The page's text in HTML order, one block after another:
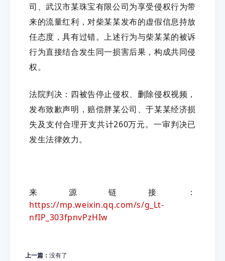
司、武汉市某珠宝有限公司为享受侵权行为带
来的流量红利，对柴某某发布的虚假信息持放
任态度，具有过错。上述行为与柴某某的被诉
行为直接结合发生同一损害后果，构成共同侵
权。
法院判决：四被告停止侵权、删除侵权视频，
发布致歉声明，赔偿胖某公司、于某某经济损
失及支付合理开支共计260万元。一审判决已
发生法律效力。
来源链接：
https://mp.weixin.qq.com/s/g_Lt-
nfIP_303fpnvPzHIw
上一篇： 没有了